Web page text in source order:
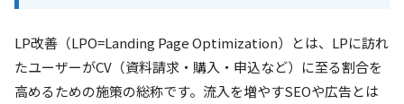
LP改善（LPO=Landing Page Optimization）とは、LPに訪れ
たユーザーがCV（資料請求・購入・申込など）に至る割合を
高めるための施策の総称です。流入を増やすSEOや広告とは